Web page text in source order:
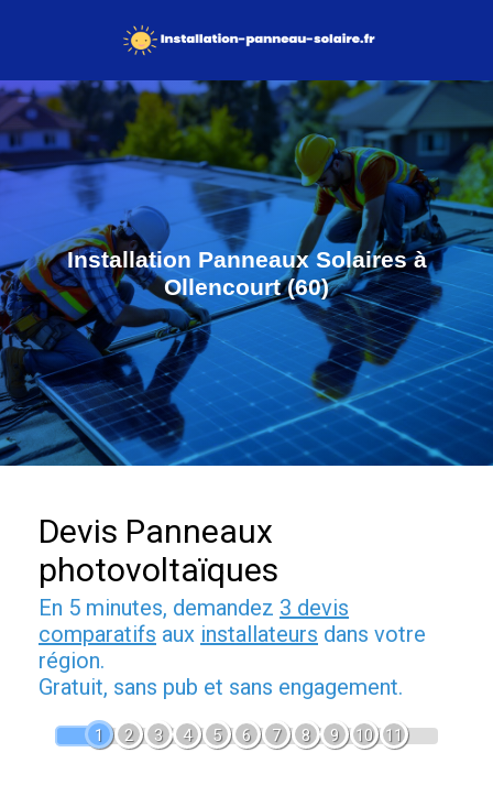
Installation Panneaux Solaires à
Ollencourt (60)
Devis Panneaux
photovoltaïques
En 5 minutes, demandez 3 devis
comparatifs aux installateurs dans votre
région.
Gratuit, sans pub et sans engagement.
1 2 3 4 5 6 7 8 9 10 11